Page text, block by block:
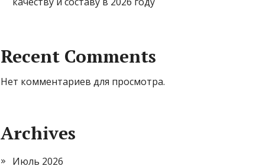
Recent Comments
Нет комментариев для просмотра.
Archives
Июль 2026